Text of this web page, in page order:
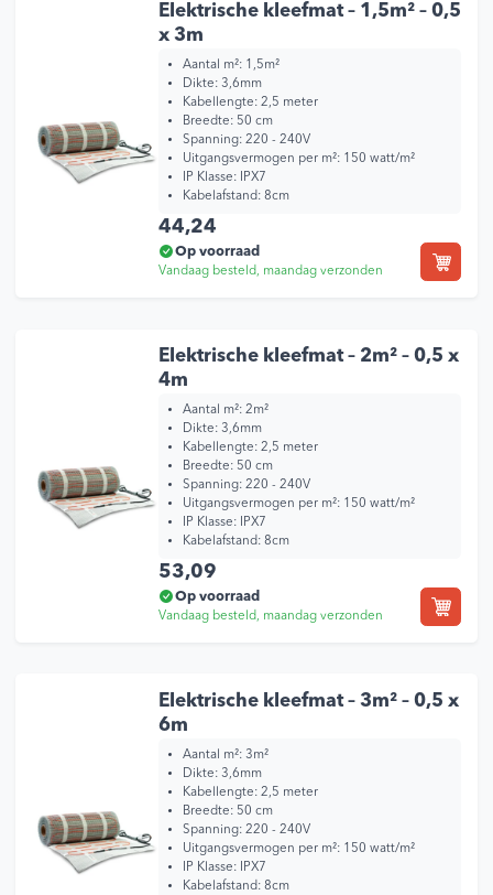
Elektrische kleefmat – 1,5m² – 0,5
x 3m
Aantal m²: 1,5m²
Dikte: 3,6mm
Kabellengte: 2,5 meter
Breedte: 50 cm
Spanning: 220 - 240V
Uitgangsvermogen per m²: 150 watt/m²
IP Klasse: IPX7
Kabelafstand: 8cm
44,24
Op voorraad
Vandaag besteld, maandag verzonden
Elektrische kleefmat – 2m² – 0,5 x
4m
Aantal m²: 2m²
Dikte: 3,6mm
Kabellengte: 2,5 meter
Breedte: 50 cm
Spanning: 220 - 240V
Uitgangsvermogen per m²: 150 watt/m²
IP Klasse: IPX7
Kabelafstand: 8cm
53,09
Op voorraad
Vandaag besteld, maandag verzonden
Elektrische kleefmat – 3m² – 0,5 x
6m
Aantal m²: 3m²
Dikte: 3,6mm
Kabellengte: 2,5 meter
Breedte: 50 cm
Spanning: 220 - 240V
Uitgangsvermogen per m²: 150 watt/m²
IP Klasse: IPX7
Kabelafstand: 8cm